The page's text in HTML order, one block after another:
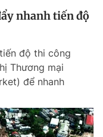
nhanh tiến độ
độ thi công
Thương mại
để nhanh